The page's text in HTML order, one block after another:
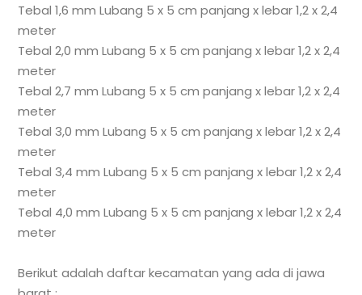
Tebal 1,6 mm Lubang 5 x 5 cm panjang x lebar 1,2 x 2,4
meter
Tebal 2,0 mm Lubang 5 x 5 cm panjang x lebar 1,2 x 2,4
meter
Tebal 2,7 mm Lubang 5 x 5 cm panjang x lebar 1,2 x 2,4
meter
Tebal 3,0 mm Lubang 5 x 5 cm panjang x lebar 1,2 x 2,4
meter
Tebal 3,4 mm Lubang 5 x 5 cm panjang x lebar 1,2 x 2,4
meter
Tebal 4,0 mm Lubang 5 x 5 cm panjang x lebar 1,2 x 2,4
meter
Berikut adalah daftar kecamatan yang ada di jawa